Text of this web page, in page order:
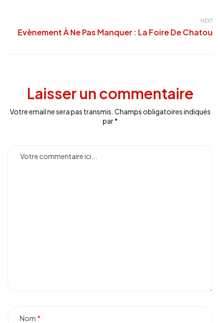
NEXT
Evènement À Ne Pas Manquer : La Foire De Chatou
Laisser un commentaire
Votre email ne sera pas transmis. Champs obligatoires indiqués
par *
Nom